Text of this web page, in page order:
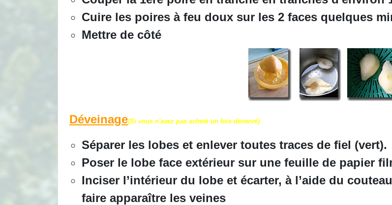
Cuire les poires à feu doux sur les 2 faces quelques
Mettre de côté
Déveinage(Si vous n'avez pas acheté un foie dénervé)
Séparer les lobes et enlever toutes traces de fiel (vert).
Poser le lobe face extérieur sur une feuille de papier
Inciser l’intérieur du lobe et écarter, à l’aide du
faire apparaître les veines